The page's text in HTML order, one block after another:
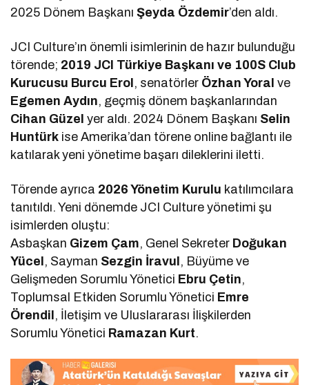
2025 Dönem BaşkanıŞeyda Özdemir’den aldı.
JCI Culture’ın önemli isimlerinin de hazır bulunduğu
törende; 2019 JCI Türkiye Başkanı ve 100S Club
Kurucusu Burcu Erol, senatörler Özhan Yoral ve
Egemen Aydın, geçmiş dönem başkanlarından
Cihan Güzel yer aldı. 2024 Dönem Başkanı Selin
Huntürk ise Amerika’dan törene online bağlantı ile
katılarak yeni yönetime başarı dileklerini iletti.
Törende ayrıca 2026 Yönetim Kurulu katılımcılara
tanıtıldı. Yeni dönemde JCI Culture yönetimi şu
isimlerden oluştu:
Asbaşkan Gizem Çam, Genel Sekreter Doğukan
Yücel, Sayman Sezgin İravul, Büyüme ve
Gelişmeden Sorumlu Yönetici Ebru Çetin,
Toplumsal Etkiden Sorumlu Yönetici Emre
Örendil, İletişim ve Uluslararası İlişkilerden
Sorumlu Yönetici Ramazan Kurt.